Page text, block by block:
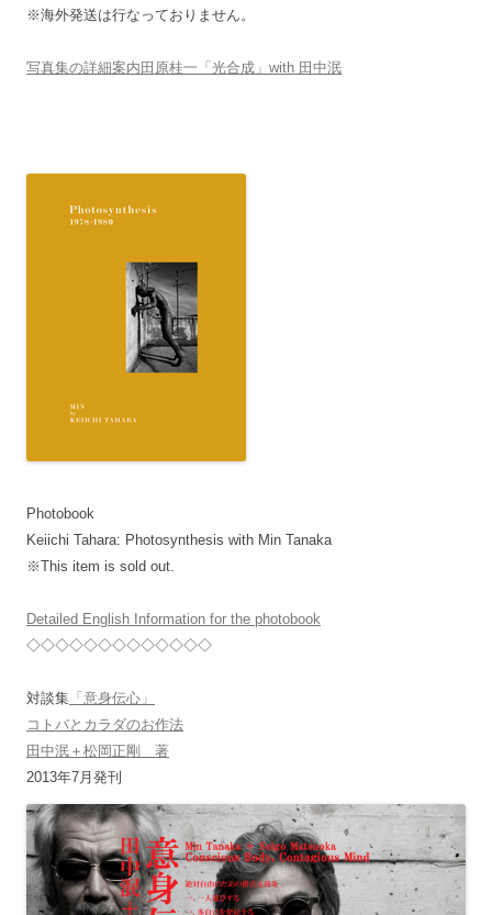
※海外発送は行なっておりません。
写真集の詳細案内田原桂一「光合成」with 田中泯
Photobook
Keiichi Tahara: Photosynthesis with Min Tanaka
※This item is sold out.
Detailed English Information for the photobook
◇◇◇◇◇◇◇◇◇◇◇◇◇
対談集 「意身伝心」
コトバとカラダのお作法
田中泯＋松岡正剛 著
2013年7月発刊